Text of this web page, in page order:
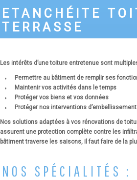
ETANCHÉITE
TERRASSE
Les intérêts d’une toiture entretenue sont
Permettre au bâtiment de remplir ses
Maintenir vos activités dans le temps
Protéger vos biens et vos données
Protéger nos interventions
Nos solutions adaptées à vos rénovations de
assurent une protection complète contre les
bâtiment traverse les saisons, il faut faire de la
NOS SPÉCIALITÉS :